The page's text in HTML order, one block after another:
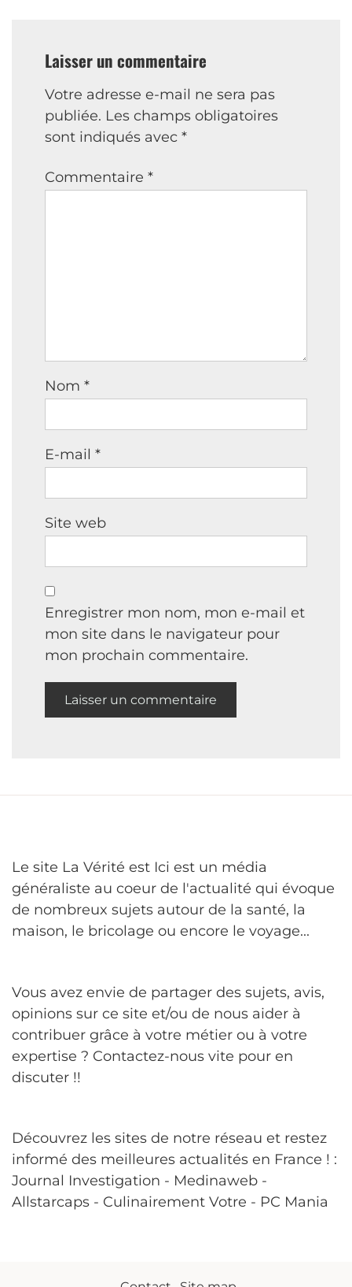
Laisser un commentaire
Votre adresse e-mail ne sera pas
publiée. Les champs obligatoires
sont indiqués avec *
Commentaire *
Nom *
E-mail *
Site web
Enregistrer mon nom, mon e-mail et
mon site dans le navigateur pour
mon prochain commentaire.
Le site La Vérité est Ici est un média
généraliste au coeur de l'actualité qui évoque
de nombreux sujets autour de la santé, la
maison, le bricolage ou encore le voyage...
Vous avez envie de partager des sujets, avis,
opinions sur ce site et/ou de nous aider à
contribuer grâce à votre métier ou à votre
expertise ? Contactez-nous vite pour en
discuter !!
Découvrez les sites de notre réseau et restez
informé des meilleures actualités en France ! :
Journal Investigation - Medinaweb -
Allstarcaps - Culinairement Votre - PC Mania